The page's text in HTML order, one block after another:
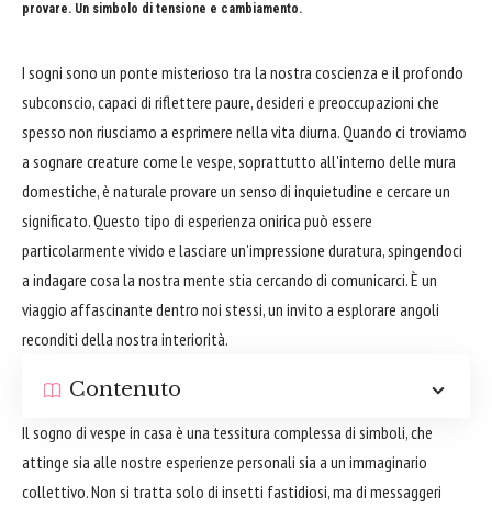
provare. Un simbolo di tensione e cambiamento.
I sogni sono un ponte misterioso tra la nostra coscienza e il profondo
subconscio, capaci di riflettere paure, desideri e preoccupazioni che
spesso non riusciamo a esprimere nella vita diurna. Quando ci troviamo
a sognare creature come le vespe, soprattutto all'interno delle mura
domestiche, è naturale provare un senso di inquietudine e cercare un
significato. Questo tipo di esperienza onirica può essere
particolarmente vivido e lasciare un'impressione duratura, spingendoci
a indagare cosa la nostra mente stia cercando di comunicarci. È un
viaggio affascinante dentro noi stessi, un invito a esplorare angoli
reconditi della nostra interiorità.
Contenuto
Il sogno di vespe in casa è una tessitura complessa di simboli, che
attinge sia alle nostre esperienze personali sia a un immaginario
collettivo. Non si tratta solo di insetti fastidiosi, ma di messaggeri